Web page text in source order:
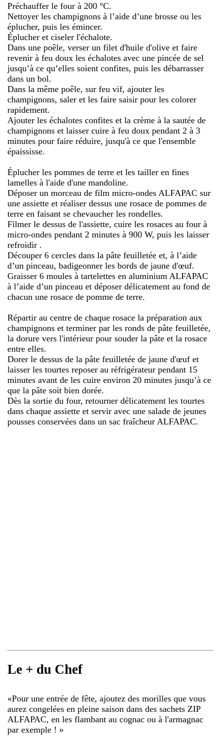
Préchauffer le four à 200 °C.
Nettoyer les champignons à l’aide d’une brosse ou les
éplucher, puis les émincer.
Éplucher et ciseler l'échalote.
Dans une poêle, verser un filet d'huile d'olive et faire
revenir à feu doux les échalotes avec une pincée de sel
jusqu’à ce qu’elles soient confites, puis les débarrasser
dans un bol.
Dans la même poêle, sur feu vif, ajouter les
champignons, saler et les faire saisir pour les colorer
rapidement.
Ajouter les échalotes confites et la crème à la sautée de
champignons et laisser cuire à feu doux pendant 2 à 3
minutes pour faire réduire, jusqu'à ce que l'ensemble
épaississe.
Éplucher les pommes de terre et les tailler en fines
lamelles à l'aide d'une mandoline.
Déposer un morceau de film micro-ondes ALFAPAC sur
une assiette et réaliser dessus une rosace de pommes de
terre en faisant se chevaucher les rondelles.
Filmer le dessus de l'assiette, cuire les rosaces au four à
micro-ondes pendant 2 minutes à 900 W, puis les laisser
refroidir .
Découper 6 cercles dans la pâte feuilletée et, à l’aide
d’un pinceau, badigeonner les bords de jaune d'œuf.
Graisser 6 moules à tartelettes en aluminium ALFAPAC
à l’aide d’un pinceau et déposer délicatement au fond de
chacun une rosace de pomme de terre.
Répartir au centre de chaque rosace la préparation aux
champignons et terminer par les ronds de pâte feuilletée,
la dorure vers l'intérieur pour souder la pâte et la rosace
entre elles.
Dorer le dessus de la pâte feuilletée de jaune d'œuf et
laisser les tourtes reposer au réfrigérateur pendant 15
minutes avant de les cuire environ 20 minutes jusqu’à ce
que la pâte soit bien dorée.
Dès la sortie du four, retourner délicatement les tourtes
dans chaque assiette et servir avec une salade de jeunes
pousses conservées dans un sac fraîcheur ALFAPAC.
Le + du Chef
«Pour une entrée de fête, ajoutez des morilles que vous
aurez congelées en pleine saison dans des sachets ZIP
ALFAPAC, en les flambant au cognac ou à l'armagnac
par exemple ! »